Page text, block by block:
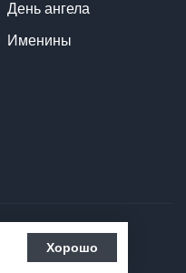
Хорошо
День ангела
Именины
Рецепты